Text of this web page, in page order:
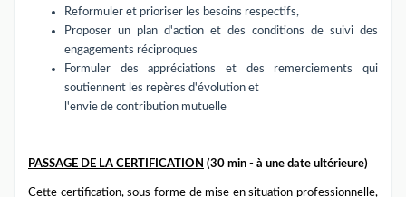
Reformuler et prioriser les besoins respectifs,
Proposer un plan d'action et des conditions de suivi des
engagements réciproques
Formuler des appréciations et des remerciements qui
soutiennent les repères d'évolution et
l'envie de contribution mutuelle
PASSAGE DE LA CERTIFICATION (30 min - à une date ultérieure)
Cette certification, sous forme de mise en situation professionnelle,